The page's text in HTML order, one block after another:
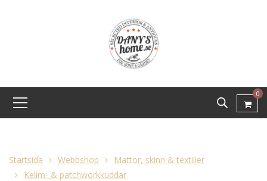
0
Startsida Webbshop
Mattor, skinn & textilier
Kelim- & patchworkkuddar